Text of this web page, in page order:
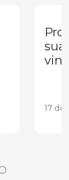
sua
17 de